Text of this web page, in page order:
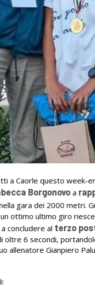
a Caorle questo week-
Borgonovo a
gara dei 2000 metri.
ottimo ultimo giro
concludere al terzo
oltre 6 secondi,
allenatore Gianpiero